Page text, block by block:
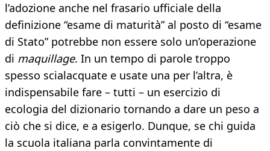
l’adozione anche nel frasario ufficiale della
definizione “esame di maturità” al posto di “esame
di Stato” potrebbe non essere solo un’operazione
di maquillage. In un tempo di parole troppo
spesso scialacquate e usate una per l’altra, è
indispensabile fare – tutti – un esercizio di
ecologia del dizionario tornando a dare un peso a
ciò che si dice, e a esigerlo. Dunque, se chi guida
la scuola italiana parla convintamente di